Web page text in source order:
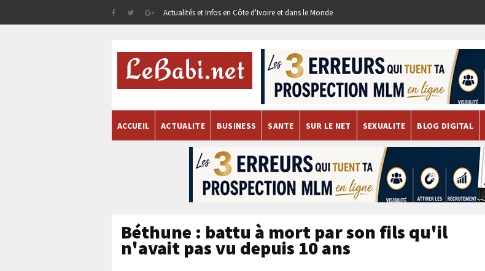
Actualités et Infos en Côte d'Ivoire et dans le Monde
ACCUEIL ACTUALITE BUSINESS SANTE SUR LE NET SEXUALITE BLOG DIGITAL
Béthune : battu à mort par son fils qu'il
n'avait pas vu depuis 10 ans